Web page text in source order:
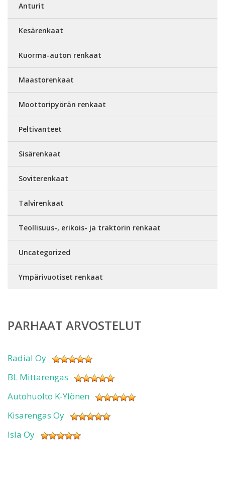
Anturit
Kesärenkaat
Kuorma-auton renkaat
Maastorenkaat
Moottoripyörän renkaat
Peltivanteet
Sisärenkaat
Soviterenkaat
Talvirenkaat
Teollisuus-, erikois- ja traktorin renkaat
Uncategorized
Ympärivuotiset renkaat
PARHAAT ARVOSTELUT
Radial Oy
BL Mittarengas
Autohuolto K-Ylönen
Kisarengas Oy
Isla Oy